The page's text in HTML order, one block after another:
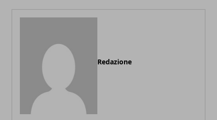
Redazione